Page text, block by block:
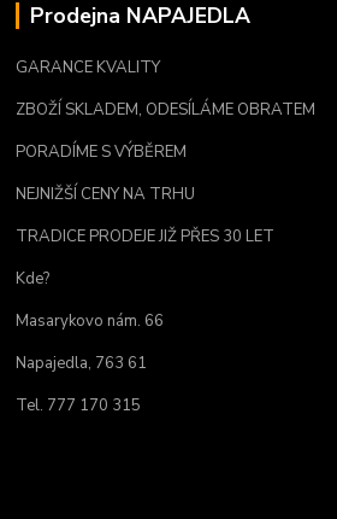
Prodejna NAPAJEDLA
GARANCE KVALITY
ZBOŽÍ SKLADEM, ODESÍLÁME OBRATEM
PORADÍME S VÝBĚREM
NEJNIŽŠÍ CENY NA TRHU
TRADICE PRODEJE JIŽ PŘES 30 LET
Kde?
Masarykovo nám. 66
Napajedla, 763 61
Tel. 777 170 315